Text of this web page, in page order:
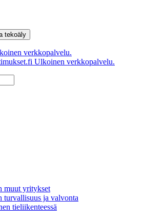
tekoäly
verkkopalvelu.
Ulkoinen verkkopalvelu.
muut yritykset
turvallisuus ja valvonta
tieliikenteessä